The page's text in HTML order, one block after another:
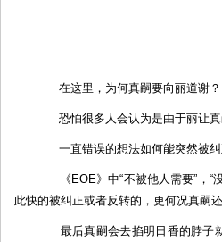
在这里，为何真嗣要向丽道谢？
恐怕很多人会认为是由于丽让真
一直错误的想法如何能突然被纠
《EOE》中“不被他人需要”，“
此快的被纠正或者反转的，更何况真嗣还
最后真嗣会去掐明日香的脖子就